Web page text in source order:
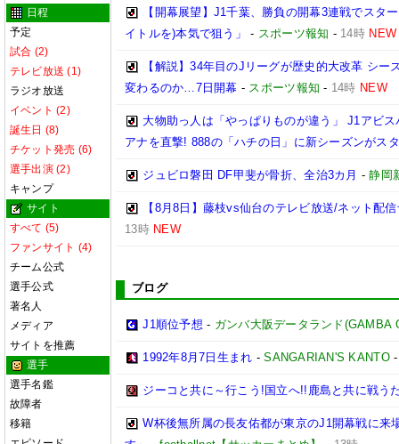
日程
予定
試合 (2)
テレビ放送 (1)
ラジオ放送
イベント (2)
誕生日 (8)
チケット発売 (6)
選手出演 (2)
キャンプ
サイト
すべて (5)
ファンサイト (4)
チーム公式
選手公式
著名人
メディア
サイトを推薦
選手
選手名鑑
故障者
移籍
【開幕展望】J1千葉、勝負の開幕3連戦でスタ
イトルを)本気で狙う」
- スポーツ報知 - 14時 NEW
【解説】34年目のJリーグが歴史的大改革 シ
変わるのか…7日開幕 - スポーツ報知 - 14時 NEW
大物助っ人は「やっぱりものが違う」 J1アビ
アナを直撃! 888の「ハチの日」に新シーズンがス
ジュビロ磐田 DF甲斐が骨折、全治3カ月 -静岡
【8月8日】藤枝vs仙台のテレビ放送/ネット配
13時 NEW
ブログ
J1順位予想 - ガンバ大阪データランド(GAMBA
1992年8月7日生まれ -SANGARIAN'S KANTO
ジーコと共に～行こう!国立へ!!鹿島と共に戦う
W杯後無所属の長友佑都が東京のJ1開幕戦に来